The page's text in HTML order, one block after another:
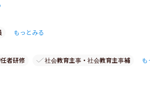
もっとみる
者研修 社会教育主事・社会教育主事補 も